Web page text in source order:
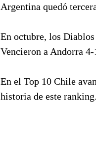
Argentina quedó
En octubre, los
Vencieron a Andorra
En el Top 10 Chile
historia de este ranking.